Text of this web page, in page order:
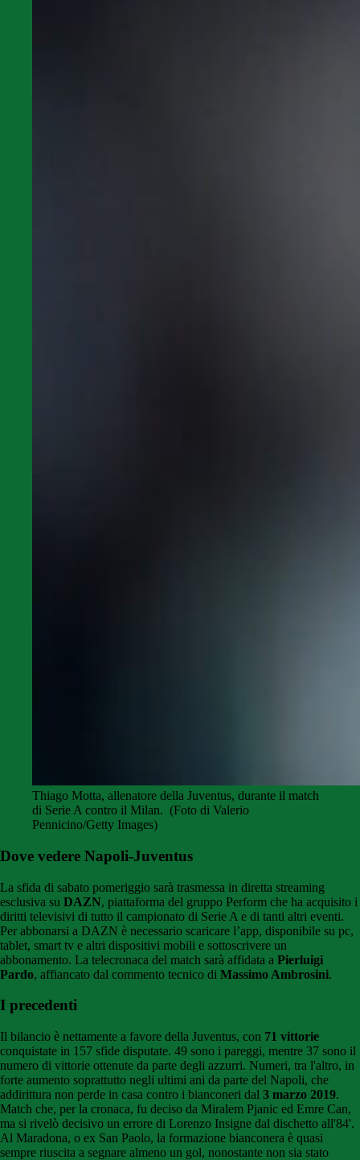
Thiago Motta, allenatore della Juventus, durante il match
di Serie A contro il Milan. (Foto di Valerio
Pennicino/Getty Images)
Dove vedere Napoli-Juventus
La sfida di sabato pomeriggio sarà trasmessa in diretta streaming
esclusiva su DAZN, piattaforma del gruppo Perform che ha acquisito i
diritti televisivi di tutto il campionato di Serie A e di tanti altri eventi.
Per abbonarsi a DAZN è necessario scaricare l’app, disponibile su pc,
tablet, smart tv e altri dispositivi mobili e sottoscrivere un
abbonamento. La telecronaca del match sarà affidata a Pierluigi
Pardo, affiancato dal commento tecnico di Massimo Ambrosini.
I precedenti
Il bilancio è nettamente a favore della Juventus, con 71 vittorie
conquistate in 157 sfide disputate. 49 sono i pareggi, mentre 37 sono il
numero di vittorie ottenute da parte degli azzurri. Numeri, tra l'altro, in
forte aumento soprattutto negli ultimi ani da parte del Napoli, che
addirittura non perde in casa contro i bianconeri dal 3 marzo 2019.
Match che, per la cronaca, fu deciso da Miralem Pjanic ed Emre Can,
ma si rivelò decisivo un errore di Lorenzo Insigne dal dischetto all'84'.
Al Maradona, o ex San Paolo, la formazione bianconera è quasi
sempre riuscita a segnare almeno un gol, nonostante non sia stato